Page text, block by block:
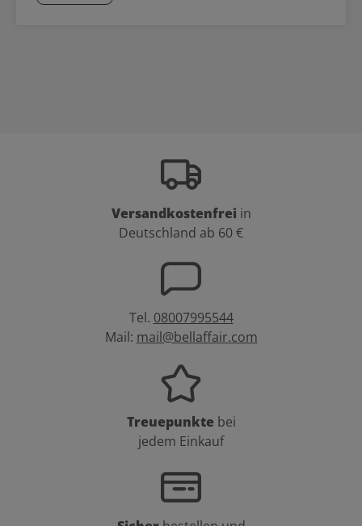
Versandkostenfrei in
Deutschland ab 60 €
Tel. 08007995544
Mail: mail@bellaffair.com
Treuepunkte bei
jedem Einkauf